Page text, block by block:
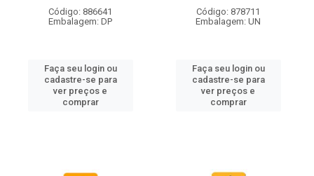
Código: 886641
Embalagem: DP
Faça seu login ou
cadastre-se para
ver preços e
comprar
Código: 878711
Embalagem: UN
Faça seu login ou
cadastre-se para
ver preços e
comprar